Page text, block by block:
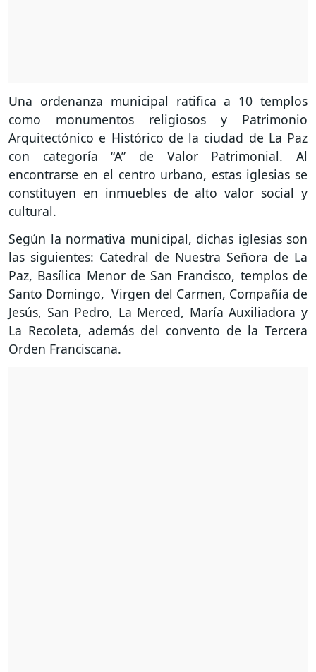
Una ordenanza municipal ratifica a 10 templos
como monumentos religiosos y Patrimonio
Arquitectónico e Histórico de la ciudad de La Paz
con categoría “A” de Valor Patrimonial. Al
encontrarse en el centro urbano, estas iglesias se
constituyen en inmuebles de alto valor social y
cultural.
Según la normativa municipal, dichas iglesias son
las siguientes: Catedral de Nuestra Señora de La
Paz, Basílica Menor de San Francisco, templos de
Santo Domingo, Virgen del Carmen, Compañía de
Jesús, San Pedro, La Merced, María Auxiliadora y
La Recoleta, además del convento de la Tercera
Orden Franciscana.